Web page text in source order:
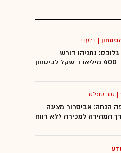
|בלעדי
נתניהו דורש
| טור סופ"ש
הנחה: אביסרור מציגה
המהירה למכירה ללא רווח